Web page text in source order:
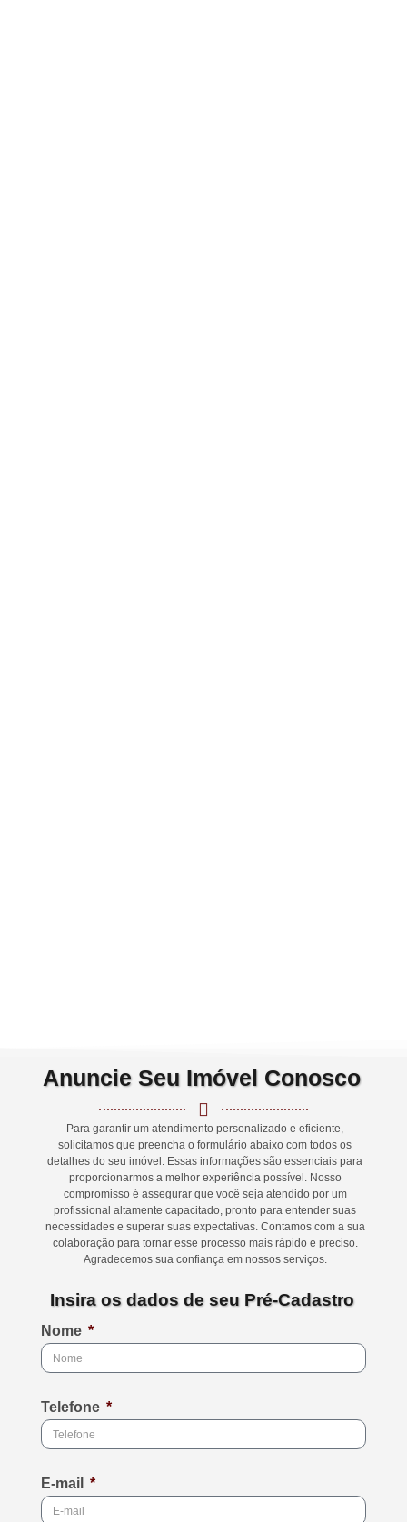
Anuncie Seu Imóvel Conosco
Para garantir um atendimento personalizado e eficiente,
solicitamos que preencha o formulário abaixo com todos os
detalhes do seu imóvel. Essas informações são essenciais para
proporcionarmos a melhor experiência possível. Nosso
compromisso é assegurar que você seja atendido por um
profissional altamente capacitado, pronto para entender suas
necessidades e superar suas expectativas. Contamos com a sua
colaboração para tornar esse processo mais rápido e preciso.
Agradecemos sua confiança em nossos serviços.
Insira os dados de seu Pré-Cadastro
Nome
Telefone
E-mail